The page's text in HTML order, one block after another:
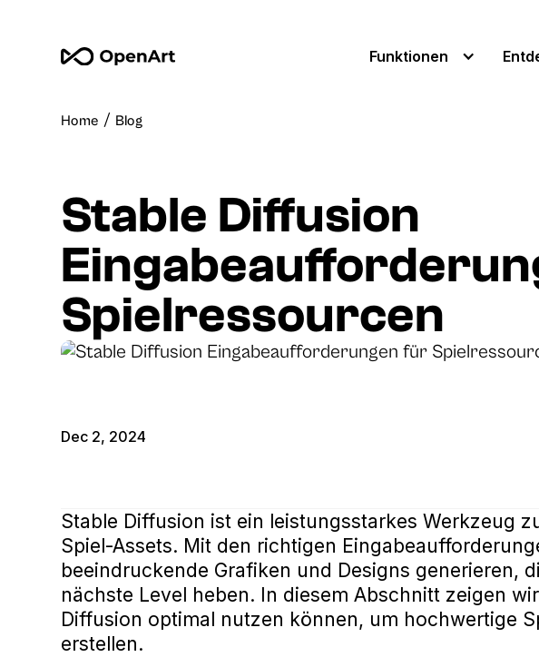
Funktionen
Home / Blog
Stable Diffusion
Spielressourcen
Dec 2, 2024
Stable Diffusion ist ein leistungsstarkes Werkzeug
Spiel-Assets. Mit den richtigen
beeindruckende Grafiken und Designs generieren,
nächste Level heben. In diesem Abschnitt zeigen
Diffusion optimal nutzen können, um hochwertige
erstellen.